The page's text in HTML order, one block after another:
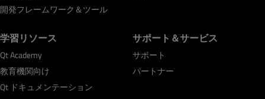
開発フレームワーク＆ツール
学習リソース
Qt Academy
教育機関向け
Qt ドキュメンテーション
サポート＆サービス
サポート
パートナー